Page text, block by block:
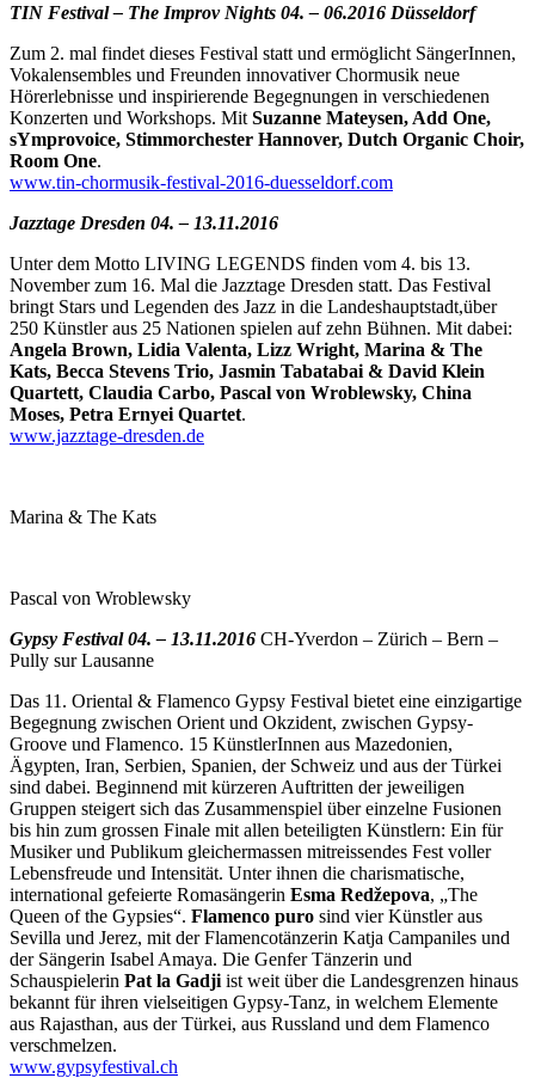
TIN Festival – The Improv Nights 04. – 06.2016 Düsseldorf
Zum 2. mal findet dieses Festival statt und ermöglicht SängerInnen,
Vokalensembles und Freunden innovativer Chormusik neue
Hörerlebnisse und inspirierende Begegnungen in verschiedenen
Konzerten und Workshops. Mit Suzanne Mateysen, Add One,
sYmprovoice, Stimmorchester Hannover, Dutch Organic Choir,
Room One.
www.tin-chormusik-festival-2016-duesseldorf.com
Jazztage Dresden 04. – 13.11.2016
Unter dem Motto LIVING LEGENDS finden vom 4. bis 13.
November zum 16. Mal die Jazztage Dresden statt. Das Festival
bringt Stars und Legenden des Jazz in die Landeshauptstadt,über
250 Künstler aus 25 Nationen spielen auf zehn Bühnen. Mit dabei:
Angela Brown, Lidia Valenta, Lizz Wright, Marina & The
Kats, Becca Stevens Trio, Jasmin Tabatabai & David Klein
Quartett, Claudia Carbo, Pascal von Wroblewsky, China
Moses, Petra Ernyei Quartet.
www.jazztage-dresden.de
Marina & The Kats
Pascal von Wroblewsky
Gypsy Festival 04. – 13.11.2016 CH-Yverdon – Zürich – Bern –
Pully sur Lausanne
Das 11. Oriental & Flamenco Gypsy Festival bietet eine einzigartige
Begegnung zwischen Orient und Okzident, zwischen Gypsy-
Groove und Flamenco. 15 KünstlerInnen aus Mazedonien,
Ägypten, Iran, Serbien, Spanien, der Schweiz und aus der Türkei
sind dabei. Beginnend mit kürzeren Auftritten der jeweiligen
Gruppen steigert sich das Zusammenspiel über einzelne Fusionen
bis hin zum grossen Finale mit allen beteiligten Künstlern: Ein für
Musiker und Publikum gleichermassen mitreissendes Fest voller
Lebensfreude und Intensität. Unter ihnen die charismatische,
international gefeierte Romasängerin Esma Redžepova, „The
Queen of the Gypsies“. Flamenco puro sind vier Künstler aus
Sevilla und Jerez, mit der Flamencotänzerin Katja Campaniles und
der Sängerin Isabel Amaya. Die Genfer Tänzerin und
Schauspielerin Pat la Gadji ist weit über die Landesgrenzen hinaus
bekannt für ihren vielseitigen Gypsy-Tanz, in welchem Elemente
aus Rajasthan, aus der Türkei, aus Russland und dem Flamenco
verschmelzen.
www.gypsyfestival.ch